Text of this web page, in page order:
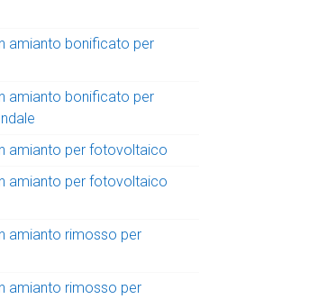
amianto bonificato per
amianto bonificato per
amianto per fotovoltaico
amianto per fotovoltaico
amianto rimosso per
amianto rimosso per